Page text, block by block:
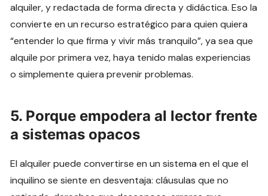
alquiler, y redactada de forma directa y didáctica. Eso la
convierte en un recurso estratégico para quien quiera
“entender lo que firma y vivir más tranquilo”, ya sea que
alquile por primera vez, haya tenido malas experiencias
o simplemente quiera prevenir problemas.
5. Porque empodera al lector frente
a sistemas opacos
El alquiler puede convertirse en un sistema en el que el
inquilino se siente en desventaja: cláusulas que no